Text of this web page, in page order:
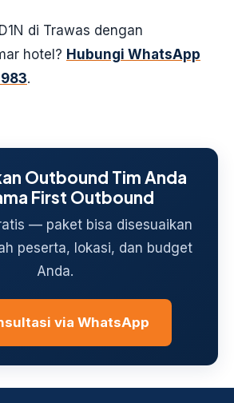
di Trawas dengan
hotel? Hubungi WhatsApp
.
Outbound Tim Anda
First Outbound
— paket bisa disesuaikan
peserta, lokasi, dan budget
Anda.
via WhatsApp